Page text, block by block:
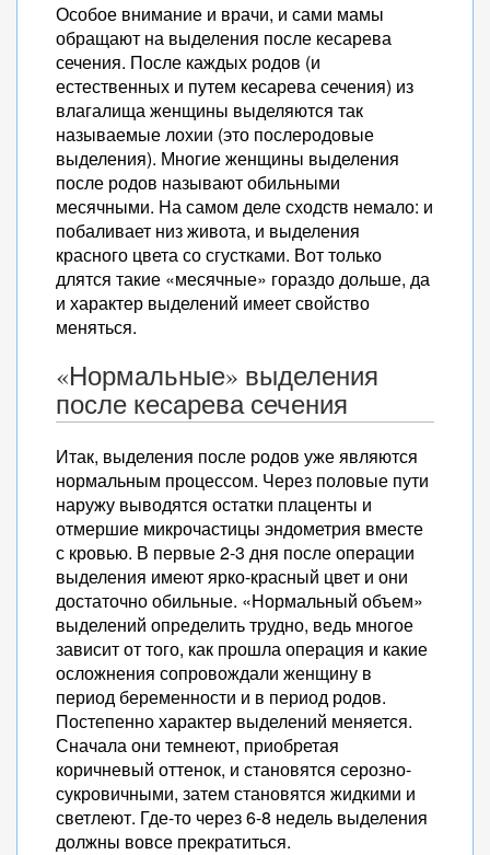
Особое внимание и врачи, и сами мамы
обращают на выделения после кесарева
сечения. После каждых родов (и
естественных и путем кесарева сечения) из
влагалища женщины выделяются так
называемые лохии (это послеродовые
выделения). Многие женщины выделения
после родов называют обильными
месячными. На самом деле сходств немало: и
побаливает низ живота, и выделения
красного цвета со сгустками. Вот только
длятся такие «месячные» гораздо дольше, да
и характер выделений имеет свойство
меняться.
«Нормальные» выделения
после кесарева сечения
Итак, выделения после родов уже являются
нормальным процессом. Через половые пути
наружу выводятся остатки плаценты и
отмершие микрочастицы эндометрия вместе
с кровью. В первые 2-3 дня после операции
выделения имеют ярко-красный цвет и они
достаточно обильные. «Нормальный объем»
выделений определить трудно, ведь многое
зависит от того, как прошла операция и какие
осложнения сопровождали женщину в
период беременности и в период родов.
Постепенно характер выделений меняется.
Сначала они темнеют, приобретая
коричневый оттенок, и становятся серозно-
сукровичными, затем становятся жидкими и
светлеют. Где-то через 6-8 недель выделения
должны вовсе прекратиться.